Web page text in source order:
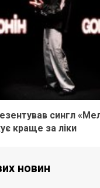
сингл
краще за ліки
новин